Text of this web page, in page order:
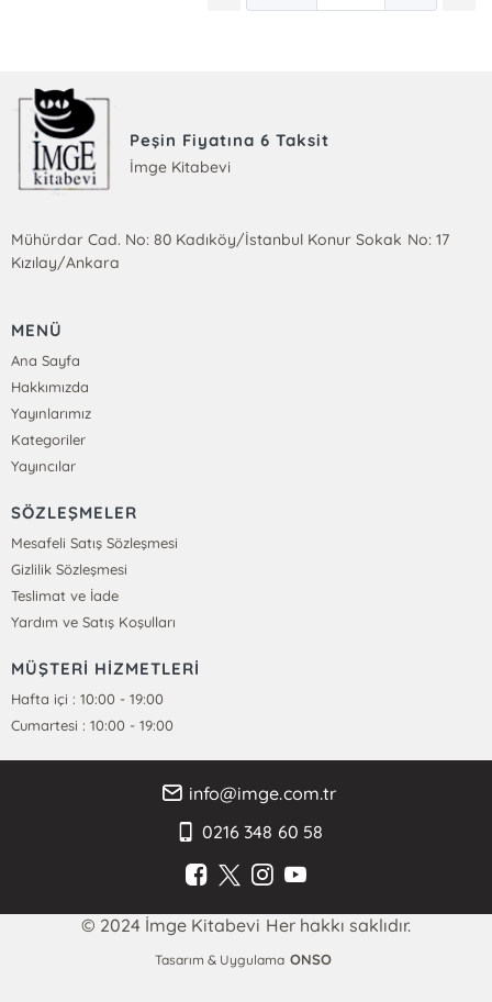
Peşin Fiyatına 6 Taksit
İmge Kitabevi
Mühürdar Cad. No: 80 Kadıköy/İstanbul Konur Sokak No: 17
Kızılay/Ankara
MENÜ
Ana Sayfa
Hakkımızda
Yayınlarımız
Kategoriler
Yayıncılar
SÖZLEŞMELER
Mesafeli Satış Sözleşmesi
Gizlilik Sözleşmesi
Teslimat ve İade
Yardım ve Satış Koşulları
MÜŞTERİ HİZMETLERİ
Hafta içi : 10:00 - 19:00
Cumartesi : 10:00 - 19:00
info@imge.com.tr
0216 348 60 58
© 2024 İmge Kitabevi Her hakkı saklıdır.
Tasarım & Uygulama ONSO